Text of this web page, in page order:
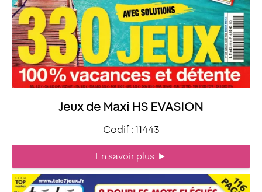
Jeux de Maxi HS EVASION
Codif : 11443
En savoir plus ►